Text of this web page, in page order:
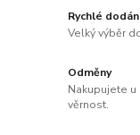
Rychlé
Velký výběr
Odměny
Nakupujete u
věrnost.